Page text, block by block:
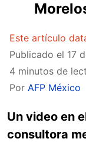
Este artículo
Publicado el 17
4 minutos de
Por AFP México
Un video en
consultora